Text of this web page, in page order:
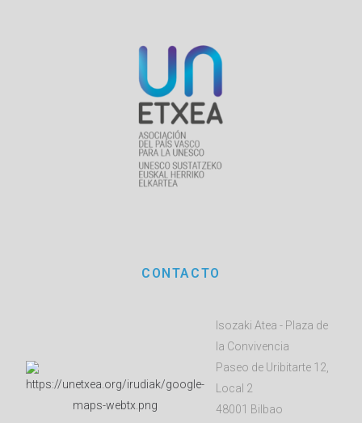
CONTACTO
Isozaki Atea - Plaza de
la Convivencia
Paseo de Uribitarte 12,
Local 2
48001 Bilbao